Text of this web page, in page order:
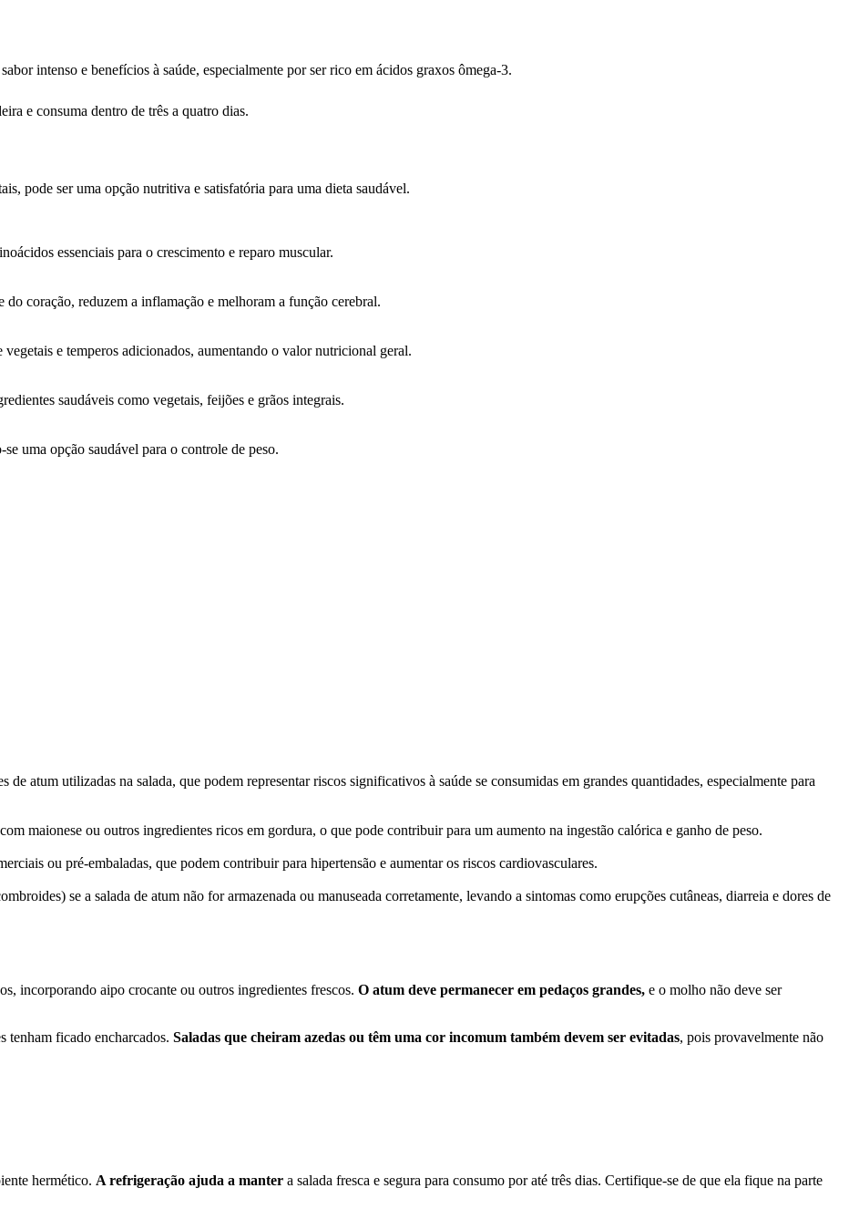
intenso e benefícios à saúde, especialmente por ser rico em ácidos graxos ômega-3.
e consuma dentro de três a quatro dias.
pode ser uma opção nutritiva e satisfatória para uma dieta saudável.
essenciais para o crescimento e reparo muscular.
do coração, reduzem a inflamação e melhoram a função cerebral.
vegetais e temperos adicionados, aumentando o valor nutricional geral.
saudáveis como vegetais, feijões e grãos integrais.
uma opção saudável para o controle de peso.
de atum utilizadas na salada, que podem representar riscos significativos à saúde se consumidas em grandes quantidades, especialmente para
maionese ou outros ingredientes ricos em gordura, o que pode contribuir para um aumento na ingestão calórica e ganho de peso.
ou pré-embaladas, que podem contribuir para hipertensão e aumentar os riscos cardiovasculares.
se a salada de atum não for armazenada ou manuseada corretamente, levando a sintomas como erupções cutâneas, diarreia e dores de
incorporando aipo crocante ou outros ingredientes frescos. O atum deve permanecer em pedaços grandes, e o molho não deve ser
tenham ficado encharcados. Saladas que cheiram azedas ou têm uma cor incomum também devem ser evitadas, pois provavelmente não
hermético. A refrigeração ajuda a manter a salada fresca e segura para consumo por até três dias. Certifique-se de que ela fique na parte